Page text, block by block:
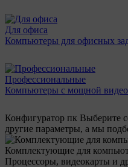
Для офиса
Компьютеры для офисных
Профессиональные
Компьютеры с мощной
Конфигуратор пк Выберите
другие параметры, а мы
Комплектующие для
Процессоры, видеокарты и